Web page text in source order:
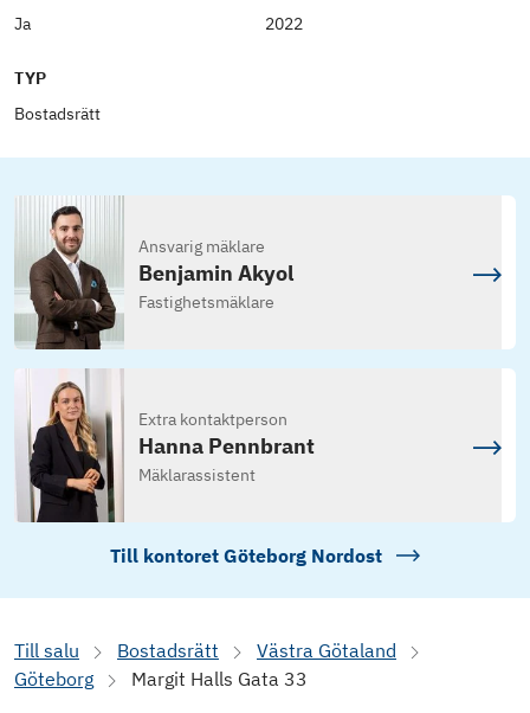
Ja
2022
TYP
Bostadsrätt
Ansvarig mäklare
Benjamin Akyol
Fastighetsmäklare
Extra kontaktperson
Hanna Pennbrant
Mäklarassistent
Till kontoret Göteborg Nordost
Till salu Bostadsrätt
Västra Götaland
Göteborg
Margit Halls Gata 33